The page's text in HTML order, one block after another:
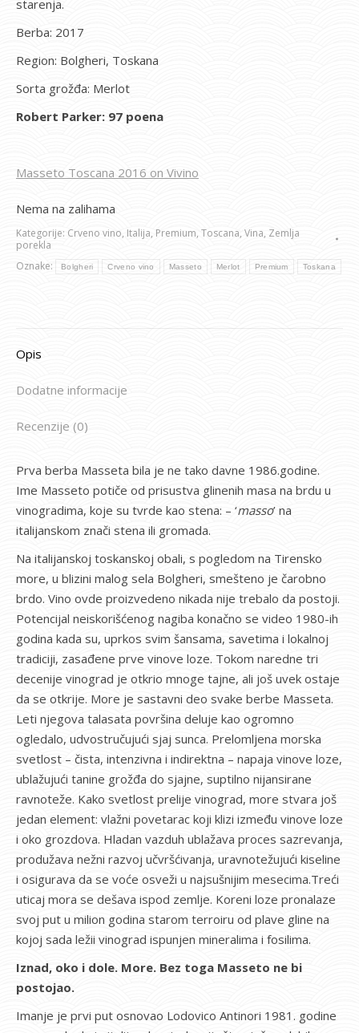
starenja.
Berba: 2017
Region: Bolgheri, Toskana
Sorta grožđa: Merlot
Robert Parker: 97 poena
Masseto Toscana 2016 on Vivino
Nema na zalihama
Kategorije: Crveno vino, Italija, Premium, Toscana, Vina, Zemlja
porekla
Oznake:
Bolgheri Crveno vino Masseto Merlot Premium Toskana
Opis
Dodatne informacije
Recenzije (0)
Prva berba Masseta bila je ne tako davne 1986.godine.
Ime Masseto potiče od prisustva glinenih masa na brdu u
vinogradima, koje su tvrde kao stena: – ‘masso’ na
italijanskom znači stena ili gromada.
Na italijanskoj toskanskoj obali, s pogledom na Tirensko
more, u blizini malog sela Bolgheri, smešteno je čarobno
brdo. Vino ovde proizvedeno nikada nije trebalo da postoji.
Potencijal neiskorišćenog nagiba konačno se video 1980-ih
godina kada su, uprkos svim šansama, savetima i lokalnoj
tradiciji, zasađene prve vinove loze. Tokom naredne tri
decenije vinograd je otkrio mnoge tajne, ali još uvek ostaje
da se otkrije. More je sastavni deo svake berbe Masseta.
Leti njegova talasata površina deluje kao ogromno
ogledalo, udvostručujući sjaj sunca. Prelomljena morska
svetlost – čista, intenzivna i indirektna – napaja vinove loze,
ublažujući tanine grožđa do sjajne, suptilno nijansirane
ravnoteže. Kako svetlost prelije vinograd, more stvara još
jedan element: vlažni povetarac koji klizi između vinove loze
i oko grozdova. Hladan vazduh ublažava proces sazrevanja,
produžava nežni razvoj učvršćivanja, uravnotežujući kiseline
i osigurava da se voće osveži u najsušnijim mesecima.Treći
uticaj mora se dešava ispod zemlje. Koreni loze pronalaze
svoj put u milion godina starom terroiru od plave gline na
kojoj sada ležii vinograd ispunjen mineralima i fosilima.
Iznad, oko i dole. More. Bez toga Masseto ne bi
postojao.
Imanje je prvi put osnovao Lodovico Antinori 1981. godine